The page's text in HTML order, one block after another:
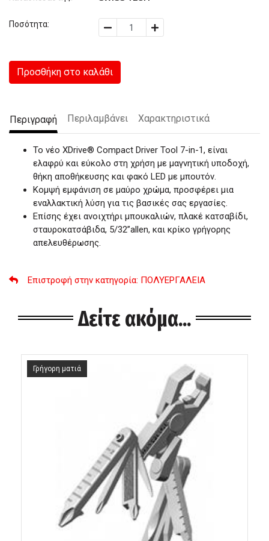
Ποσότητα:
Προσθήκη στο καλάθι
Περιγραφή Περιλαμβάνει Χαρακτηριστικά
Το νέο XDrive® Compact Driver Tool 7-in-1, είναι
ελαφρύ και εύκολο στη χρήση με μαγνητική υποδοχή,
θήκη αποθήκευσης και φακό LED με μπουτόν.
Κομψή εμφάνιση σε μαύρο χρώμα, προσφέρει μια
εναλλακτική λύση για τις βασικές σας εργασίες.
Επίσης έχει ανοιχτήρι μπουκαλιών, πλακέ κατσαβίδι,
σταυροκατσάβιδα, 5/32”allen, και κρίκο γρήγορης
απελευθέρωσης.
Επιστροφή στην κατηγορία: ΠΟΛΥΕΡΓΑΛΕΙΑ
Δείτε ακόμα...
Γρήγορη ματιά